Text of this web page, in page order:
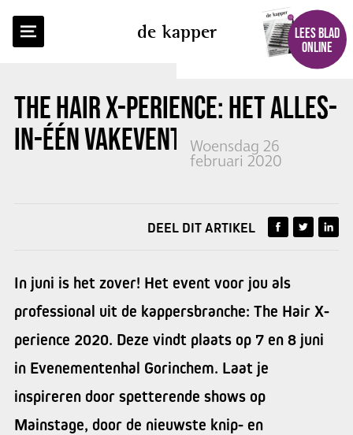
de kapper
LEES BLAD
ONLINE
THE HAIR X-PERIENCE: HET ALLES-
IN-ÉÉN VAKEVENT VAN 2020
Woensdag 26
februari 2020
TERUG NAAR OVERZICHT
DEEL DIT ARTIKEL
In juni is het zover! Het event voor jou als
professional uit de kappersbranche: The Hair X-
perience 2020. Deze vindt plaats op 7 en 8 juni
in Evenementenhal Gorinchem. Laat je
inspireren door spetterende shows op
Mainstage, door de nieuwste knip- en